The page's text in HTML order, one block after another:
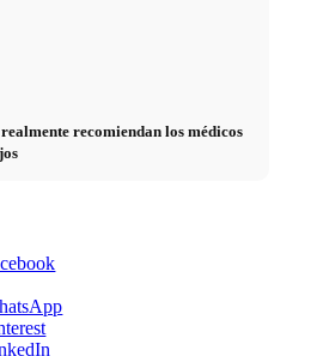
recomiendan los médicos